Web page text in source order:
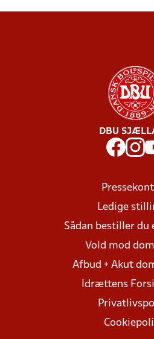
DBU
Ledige
Sådan bestiller du
Vold mod
Afbud + Akut
Idrættens